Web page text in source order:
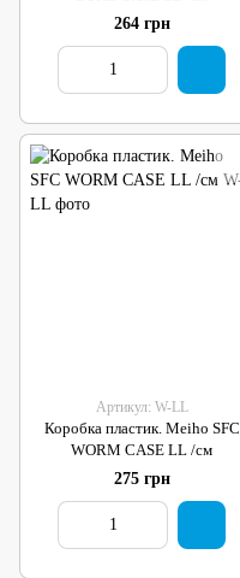
264 грн
Артикул: W-LL
Коробка пластик. Meiho SFC
WORM CASE LL /см
275 грн